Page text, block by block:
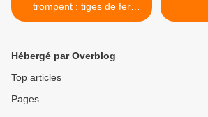
trompent : tiges de fer
imitation bambou
Hébergé par Overblog
Top articles
Pages